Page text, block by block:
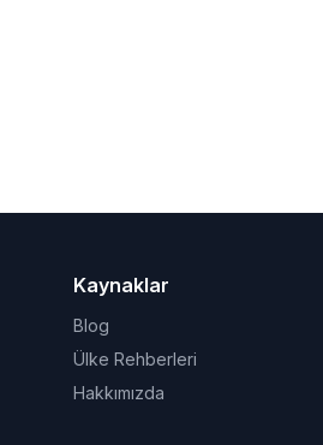
Kaynaklar
Blog
Ülke Rehberleri
Hakkımızda